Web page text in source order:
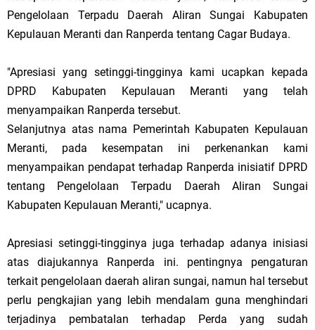
Pengelolaan Terpadu Daerah Aliran Sungai Kabupaten
Kepulauan Meranti dan Ranperda tentang Cagar Budaya.
"Apresiasi yang setinggi-tingginya kami ucapkan kepada
DPRD Kabupaten Kepulauan Meranti yang telah
menyampaikan Ranperda tersebut.
Selanjutnya atas nama Pemerintah Kabupaten Kepulauan
Meranti, pada kesempatan ini perkenankan kami
menyampaikan pendapat terhadap Ranperda inisiatif DPRD
tentang Pengelolaan Terpadu Daerah Aliran Sungai
Kabupaten Kepulauan Meranti," ucapnya.
Apresiasi setinggi-tingginya juga terhadap adanya inisiasi
atas diajukannya Ranperda ini. pentingnya pengaturan
terkait pengelolaan daerah aliran sungai, namun hal tersebut
perlu pengkajian yang lebih mendalam guna menghindari
terjadinya pembatalan terhadap Perda yang sudah